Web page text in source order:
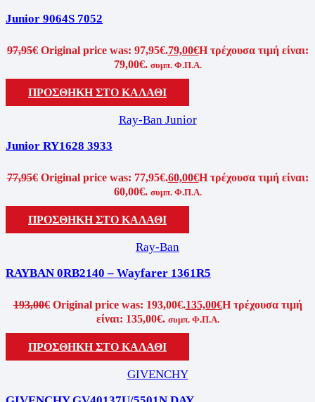
Junior 9064S 7052
97,95€ Original price was: 97,95€.79,00€Η τρέχουσα τιμή είναι:
79,00€. συμπ. Φ.Π.Α.
ΠΡΟΣΘΗΚΗ ΣΤΟ ΚΑΛΑΘΙ
Ray-Ban Junior
Junior RY1628 3933
77,95€ Original price was: 77,95€.60,00€Η τρέχουσα τιμή είναι:
60,00€. συμπ. Φ.Π.Α.
ΠΡΟΣΘΗΚΗ ΣΤΟ ΚΑΛΑΘΙ
Ray-Ban
RAYBAN 0RB2140 – Wayfarer 1361R5
193,00€ Original price was: 193,00€.135,00€Η τρέχουσα τιμή
είναι: 135,00€. συμπ. Φ.Π.Α.
ΠΡΟΣΘΗΚΗ ΣΤΟ ΚΑΛΑΘΙ
GIVENCHY